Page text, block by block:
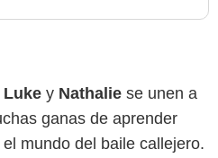
Luke y Nathalie se unen a
ganas de aprender
mundo del baile callejero.